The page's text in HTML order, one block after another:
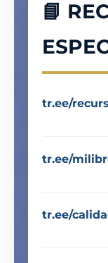
📘
tr.ee/
tr.ee/
tr.ee/